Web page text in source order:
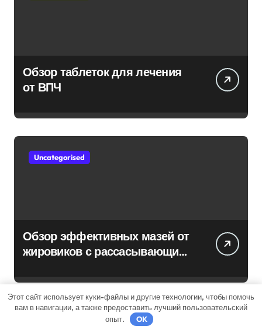
Обзор таблеток для лечения
от ВПЧ
Uncategorised
Обзор эффективных мазей от
жировиков с рассасывающим
Этот сайт использует куки-файлы и другие технологии, чтобы помочь
вам в навигации, а также предоставить лучший пользовательский
опыт.
OK